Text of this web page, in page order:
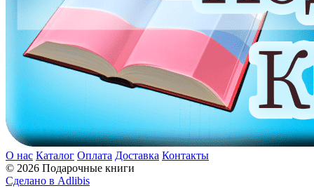
О нас Каталог Оплата Доставка Контакты
© 2026 Подарочные книги
Сделано в Adlibis